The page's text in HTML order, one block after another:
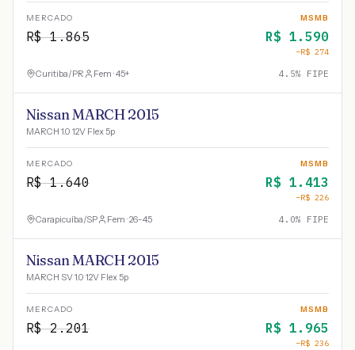
MERCADO
R$1.865
MSMB
R$ 1.590
−R$ 274
Curitiba/PR Fem · 45+ 4.5% FIPE
Nissan MARCH 2015
MARCH 1.0 12V Flex 5p
MERCADO
R$1.640
MSMB
R$ 1.413
−R$ 226
Carapicuíba/SP Fem · 26-45 4.0% FIPE
Nissan MARCH 2015
MARCH SV 1.0 12V Flex 5p
MERCADO
R$2.201
MSMB
R$ 1.965
−R$ 236